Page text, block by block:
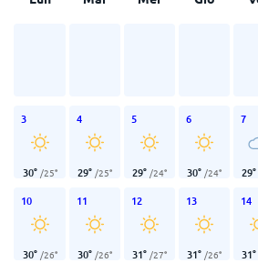
3
30° /25°
4
29° /25°
5
29° /24°
6
30° /24°
7
29°
10
30° /26°
11
30° /26°
12
31° /27°
13
31° /26°
14
31°